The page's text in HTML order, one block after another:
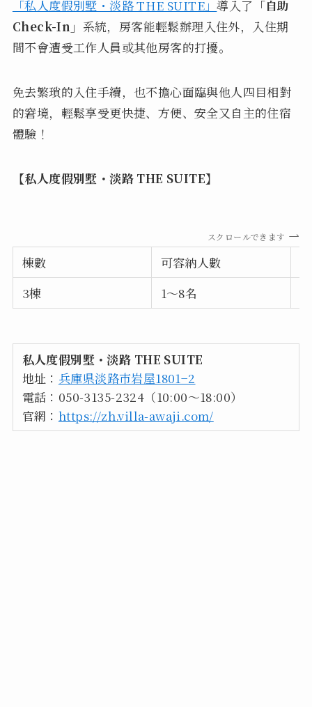
「私人度假別墅・淡路 THE SUITE」導入了 「自助
Check-In」 系統，房客能輕鬆辦理入住外，入住期
間不會遭受工作人員或其他房客的打擾。
免去繁瑣的入住手續，也不擔心面臨與他人四目相對
的窘境，輕鬆享受更快捷、方便、安全又自主的住宿
體驗！
【私人度假別墅・淡路 THE SUITE】
スクロールできます
棟數 可容納人數
3棟
1～8名
私人度假別墅・淡路 THE SUITE
地址： 兵庫県淡路市岩屋1801−2
電話：050-3135-2324（10:00～18:00）
官網： https://zh.villa-awaji.com/